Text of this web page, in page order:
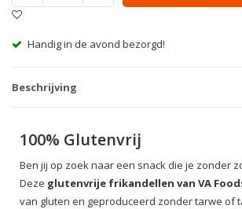
Handig in de avond bezorgd!
Beschrijving
100% Glutenvrij
Ben jij op zoek naar een snack die je zonder
Deze glutenvrije frikandellen van VA
van gluten en geproduceerd zonder tarwe of